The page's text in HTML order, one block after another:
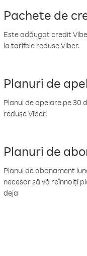
Pachete de
Este adăugat credit
la tarifele reduse Viber.
Planuri de
Planul de apelare pe 30
reduse Viber.
Planuri de
Planul de abonament
necesar să vă reînnoiți
deja